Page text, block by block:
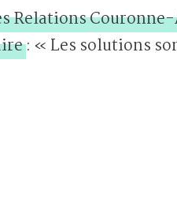
Relations
: « Les solutions